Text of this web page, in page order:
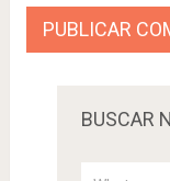
BUSCAR